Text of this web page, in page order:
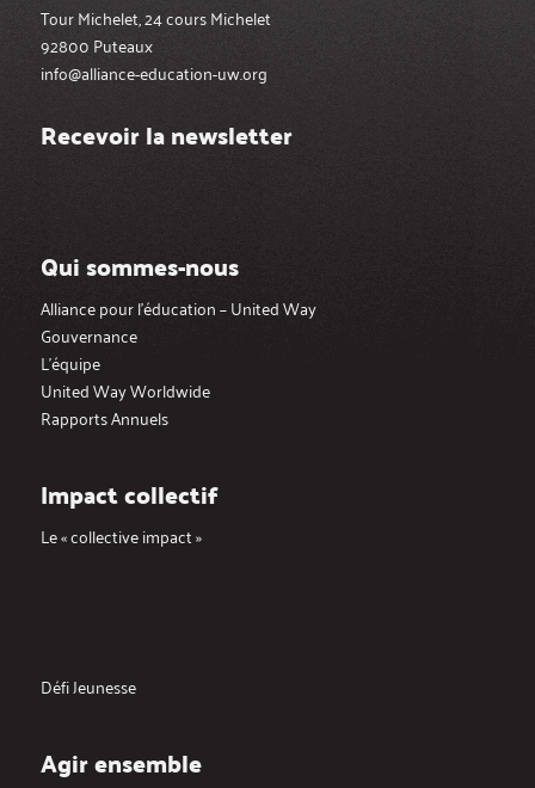
Tour Michelet, 24 cours Michelet
92800 Puteaux
info@alliance-education-uw.org
Recevoir la newsletter
Qui sommes-nous
Alliance pour l’éducation – United Way
Gouvernance
L’équipe
United Way Worldwide
Rapports Annuels
Impact collectif
Le « collective impact »
Défi Jeunesse
Agir ensemble